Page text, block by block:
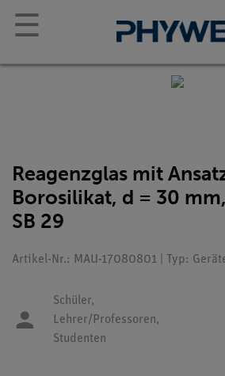
☰
Reagenzglas mit
Borosilikat, d = 30
SB 29
Artikel-Nr.: MAU-17080801 | Typ:
Schüler,
Lehrer/Professoren,
Studenten